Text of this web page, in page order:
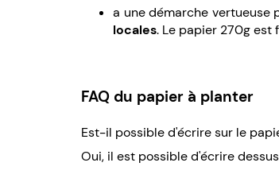
a une démarche vertueuse
locales. Le papier 270g
FAQ du papier à planter
Est-il possible d'écrire sur le
Oui, il est possible d'écrire